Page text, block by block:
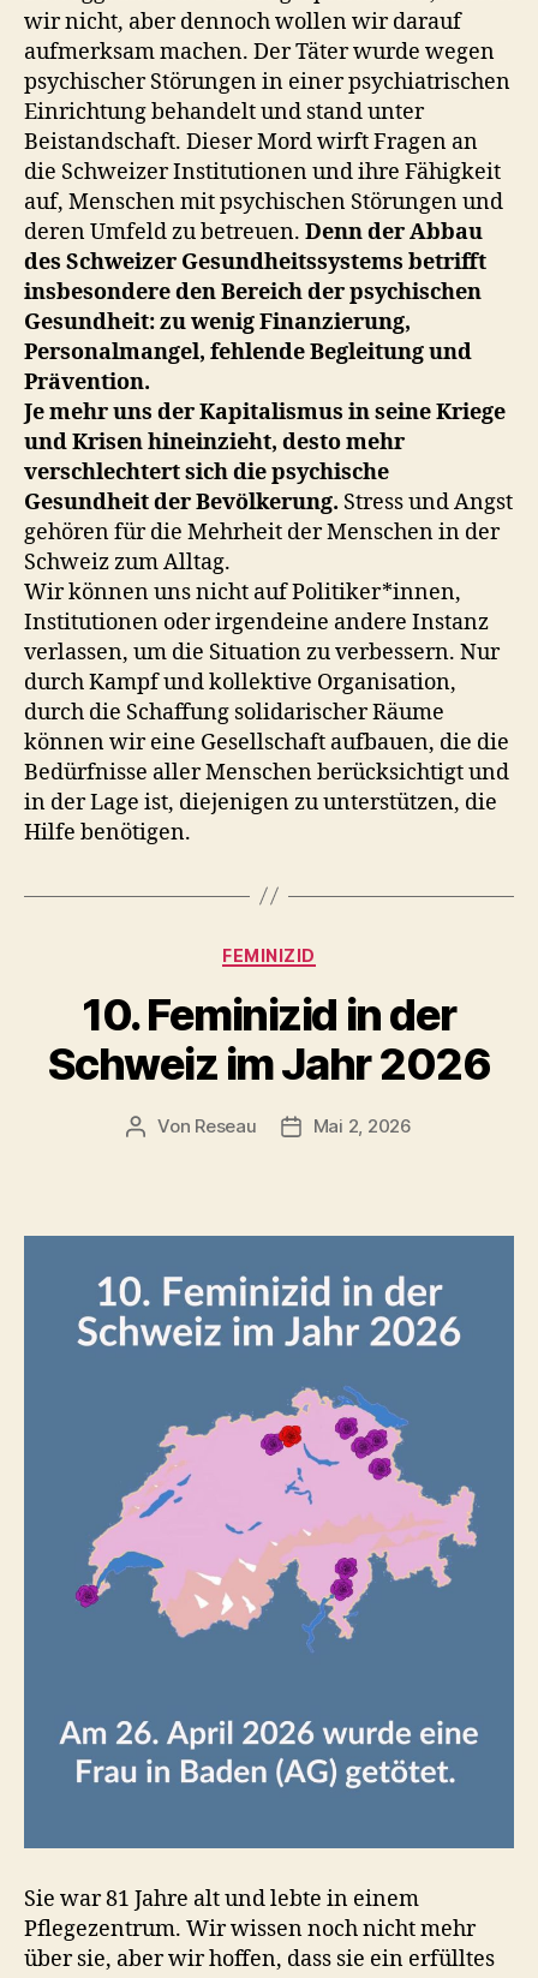
wir nicht, aber dennoch wollen wir darauf
aufmerksam machen. Der Täter wurde wegen
psychischer Störungen in einer psychiatrischen
Einrichtung behandelt und stand unter
Beistandschaft. Dieser Mord wirft Fragen an
die Schweizer Institutionen und ihre Fähigkeit
auf, Menschen mit psychischen Störungen und
deren Umfeld zu betreuen. Denn der Abbau
des Schweizer Gesundheitssystems betrifft
insbesondere den Bereich der psychischen
Gesundheit: zu wenig Finanzierung,
Personalmangel, fehlende Begleitung und
Prävention.
Je mehr uns der Kapitalismus in seine Kriege
und Krisen hineinzieht, desto mehr
verschlechtert sich die psychische
Gesundheit der Bevölkerung. Stress und Angst
gehören für die Mehrheit der Menschen in der
Schweiz zum Alltag.
Wir können uns nicht auf Politiker*innen,
Institutionen oder irgendeine andere Instanz
verlassen, um die Situation zu verbessern. Nur
durch Kampf und kollektive Organisation,
durch die Schaffung solidarischer Räume
können wir eine Gesellschaft aufbauen, die die
Bedürfnisse aller Menschen berücksichtigt und
in der Lage ist, diejenigen zu unterstützen, die
Hilfe benötigen.
Kategorien
FEMINIZID
10. Feminizid in der
Schweiz im Jahr 2026
Beitragsautor
Von Reseau Veröffentlichungsdatum
Mai 2, 2026
Sie war 81 Jahre alt und lebte in einem
Pflegezentrum. Wir wissen noch nicht mehr
über sie, aber wir hoffen, dass sie ein erfülltes